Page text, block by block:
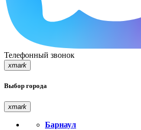
Телефонный звонок
xmark
Выбор города
xmark
Барнаул